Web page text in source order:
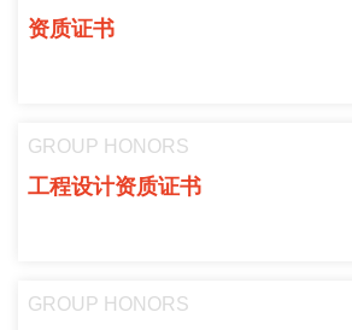
资质证书
GROUP HONORS
工程设计资质证书
GROUP HONORS